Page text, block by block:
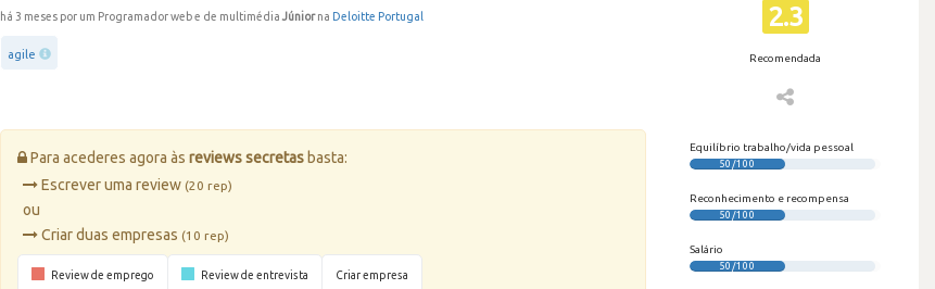
há 3 meses por um Programador web e de multimédiaJúniorna Deloitte Portugal
agile
2.3
Recomendada
Para acederes agora àsreviews secretas basta:
Escrever uma review(20 rep)
ou
Criar duas empresas(10 rep)
Review de emprego Review de entrevista Criar empresa
Equilíbrio trabalho/vida pessoal
50/100
Reconhecimento e recompensa
50/100
Salário
50/100